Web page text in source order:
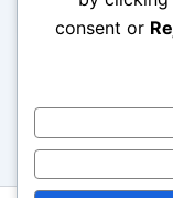
consent or